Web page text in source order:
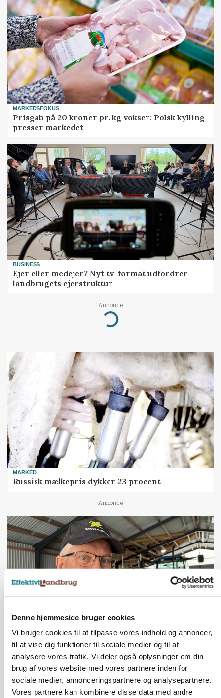
Denne hjemmeside bruger cookies
Vi bruger cookies til at tilpasse vores indhold og annoncer,
til at vise dig funktioner til sociale medier og til at
analysere vores trafik. Vi deler også oplysninger om din
brug af vores website med vores partnere inden for
sociale medier, annonceringspartnere og analysepartnere.
Vores partnere kan kombinere disse data med andre
MARKEDSFOKUS
Prisgab på 20 kroner pr. kg vokser: Polsk kylling
presser markedet
BUSINESS
Ejer eller medejer? Nyt tv-format udfordrer
landbrugets ejerstruktur
Annonce
Loading...
MARKED
Russisk mælkepris dykker 23 procent
Annonce
POLITIK
»Nu stopper I«: Landbrugsdebattør og
protestgruppe vil demonstrere mod ny
gødskningslov